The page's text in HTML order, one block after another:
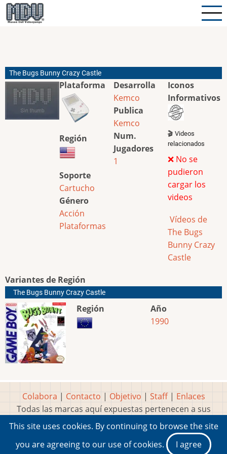
Pasar
al
The Bugs Bunny Crazy Castle
Plataforma
Región
Soporte
Cartucho
Género
Acción
Plataformas
Desarrolla
Kemco
Publica
Kemco
Num.
Jugadores
1
Iconos
Informativos
🎬 Videos
relacionados
❌ No se
pudieron
cargar los
videos
Vídeos de
The Bugs
Bunny Crazy
Castle
Variantes de Región
The Bugs Bunny Crazy Castle
Región
Año
1990
Colabora | Contacto | Objetivo | Staff| Enlaces
Todas las marcas aquí expuestas pertenecen a sus
respectivos y legítimos dueños
Idea, página, contenidos y diseños creados porMarty
2001-2026 Museo del Videojuego®
This site uses cookies. By continuing to browse the site
you are agreeing to our use of cookies.
I agree